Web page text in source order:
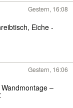
Gestern, 16:08
Eiche -
Gestern, 16:06
–